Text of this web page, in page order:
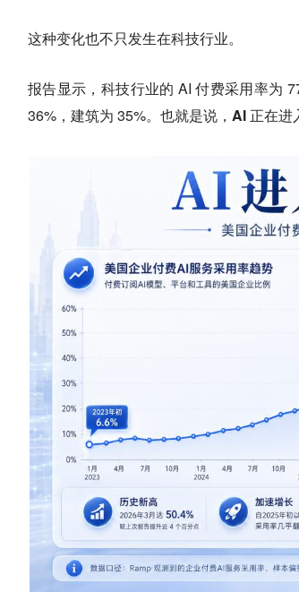
这种变化也不只发生在科技行业。
报告显示，科技行业的 AI 付费采用率为
36%，建筑为 35%。也就是说， AI 正在进